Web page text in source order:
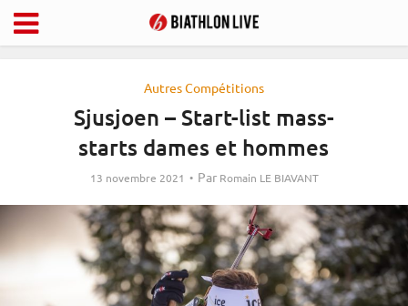
Autres Compétitions
Sjusjoen – Start-list mass-
starts dames et hommes
13 novembre 2021 Par Romain LE BIAVANT